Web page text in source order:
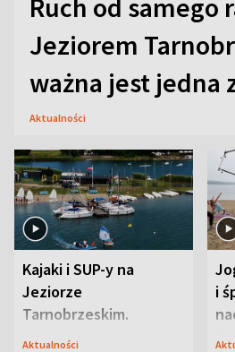
Ruch od samego
Jeziorem
ważna jest jedna
Aktualności
Kajaki i SUP-y na
Jeziorze
Tarnobrzeskim.
Przyrodnicy zwracają
Aktualności
i